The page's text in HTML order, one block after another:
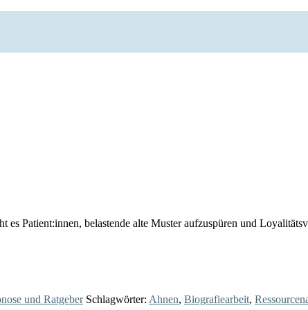
Patient:innen, belastende alte Muster aufzuspüren und
und Ratgeber Schlagwörter: Ahnen, Biografiearbeit,